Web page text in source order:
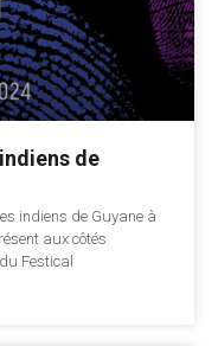
de
indiens de Guyane à
aux côtés
Festical